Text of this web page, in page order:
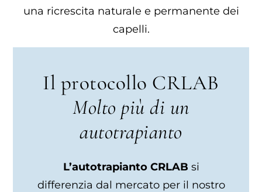
una ricrescita naturale e permanente dei
capelli.
Il protocollo CRLAB
Molto più di un
autotrapianto
L’autotrapianto CRLAB si
differenzia dal mercato per il nostro